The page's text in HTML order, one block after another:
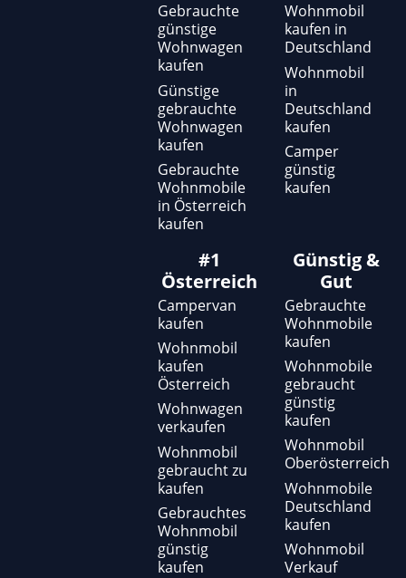
Gebrauchte
günstige
Wohnwagen
kaufen
Günstige
gebrauchte
Wohnwagen
kaufen
Gebrauchte
Wohnmobile
in Österreich
kaufen
Wohnmobil
kaufen in
Deutschland
Wohnmobil
in
Deutschland
kaufen
Camper
günstig
kaufen
#1
Österreich
Campervan
kaufen
Wohnmobil
kaufen
Österreich
Wohnwagen
verkaufen
Wohnmobil
gebraucht zu
kaufen
Gebrauchtes
Wohnmobil
günstig
kaufen
Günstig &
Gut
Gebrauchte
Wohnmobile
kaufen
Wohnmobile
gebraucht
günstig
kaufen
Wohnmobil
Oberösterreich
Wohnmobile
Deutschland
kaufen
Wohnmobil
Verkauf